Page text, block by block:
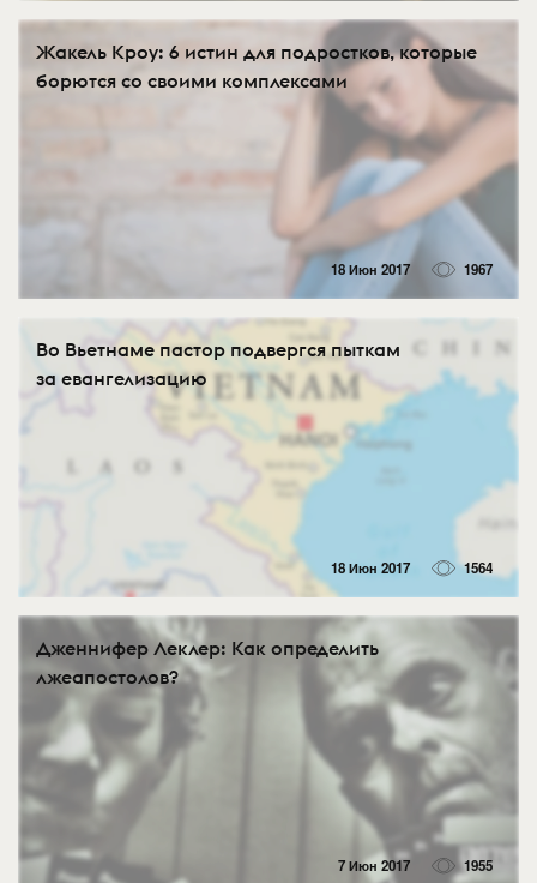
Жакель Кроу: 6 истин для подростков, которые
борются со своими комплексами
18 Июн 2017 1967
Во Вьетнаме пастор подвергся пыткам
за евангелизацию
18 Июн 2017 1564
Дженнифер Леклер: Как определить
лжеапостолов?
7 Июн 2017 1955